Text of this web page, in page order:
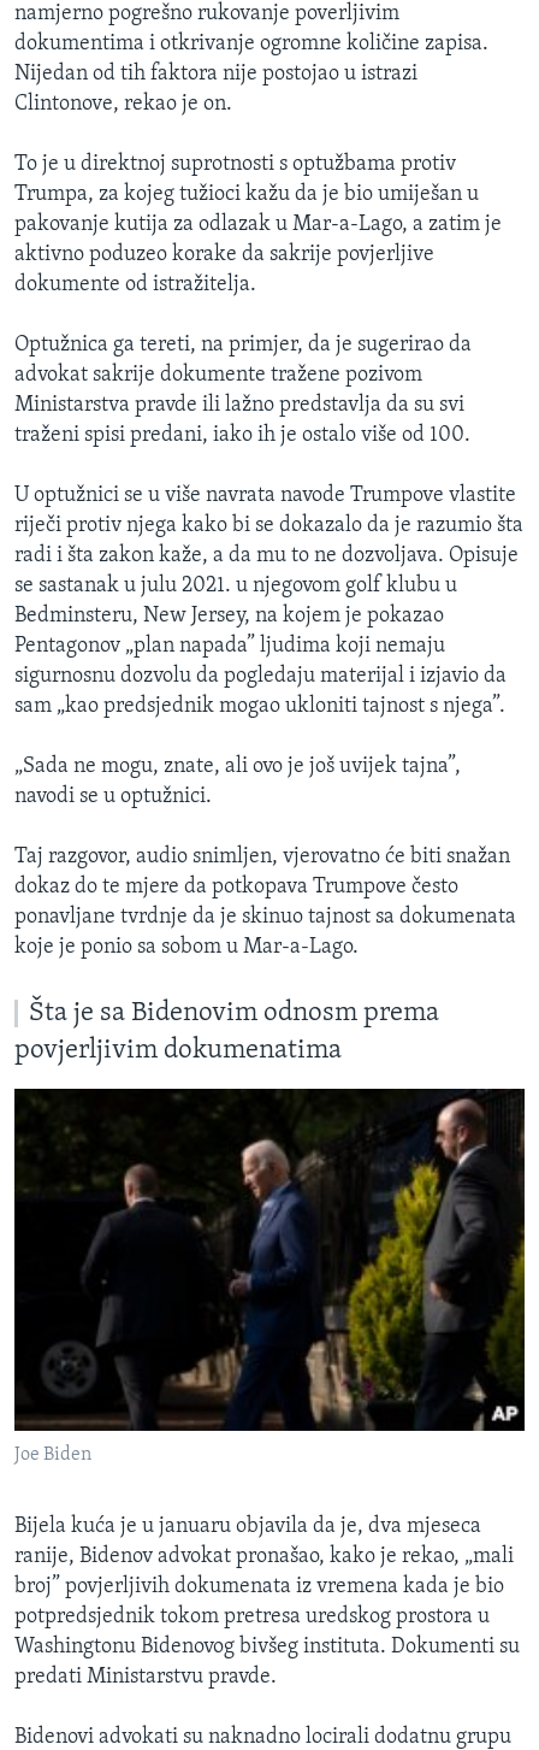
namjerno pogrešno rukovanje poverljivim
dokumentima i otkrivanje ogromne količine zapisa.
Nijedan od tih faktora nije postojao u istrazi
Clintonove, rekao je on.
To je u direktnoj suprotnosti s optužbama protiv
Trumpa, za kojeg tužioci kažu da je bio umiješan u
pakovanje kutija za odlazak u Mar-a-Lago, a zatim je
aktivno poduzeo korake da sakrije povjerljive
dokumente od istražitelja.
Optužnica ga tereti, na primjer, da je sugerirao da
advokat sakrije dokumente tražene pozivom
Ministarstva pravde ili lažno predstavlja da su svi
traženi spisi predani, iako ih je ostalo više od 100.
U optužnici se u više navrata navode Trumpove vlastite
riječi protiv njega kako bi se dokazalo da je razumio šta
radi i šta zakon kaže, a da mu to ne dozvoljava. Opisuje
se sastanak u julu 2021. u njegovom golf klubu u
Bedminsteru, New Jersey, na kojem je pokazao
Pentagonov „plan napada” ljudima koji nemaju
sigurnosnu dozvolu da pogledaju materijal i izjavio da
sam „kao predsjednik mogao ukloniti tajnost s njega”.
„Sada ne mogu, znate, ali ovo je još uvijek tajna”,
navodi se u optužnici.
Taj razgovor, audio snimljen, vjerovatno će biti snažan
dokaz do te mjere da potkopava Trumpove često
ponavljane tvrdnje da je skinuo tajnost sa dokumenata
koje je ponio sa sobom u Mar-a-Lago.
Šta je sa Bidenovim odnosm prema
povjerljivim dokumenatima
Joe Biden
Bijela kuća je u januaru objavila da je, dva mjeseca
ranije, Bidenov advokat pronašao, kako je rekao, „mali
broj” povjerljivih dokumenata iz vremena kada je bio
potpredsjednik tokom pretresa uredskog prostora u
Washingtonu Bidenovog bivšeg instituta. Dokumenti su
predati Ministarstvu pravde.
Bidenovi advokati su naknadno locirali dodatnu grupu